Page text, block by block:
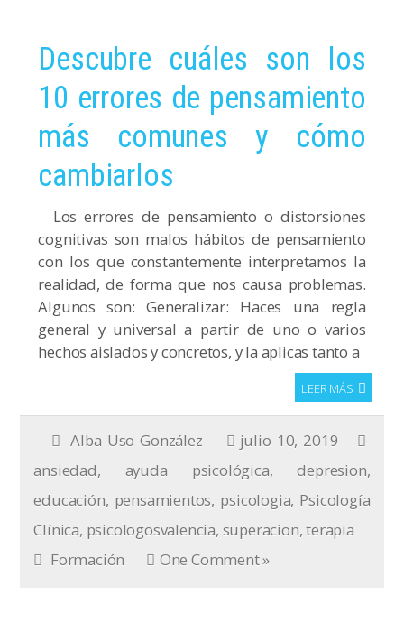
Descubre cuáles son los
10 errores de pensamiento
más comunes y cómo
cambiarlos
Los errores de pensamiento o distorsiones
cognitivas son malos hábitos de pensamiento
con los que constantemente interpretamos la
realidad, de forma que nos causa problemas.
Algunos son: Generalizar: Haces una regla
general y universal a partir de uno o varios
hechos aislados y concretos, y la aplicas tanto a
LEER MÁS
Alba Uso González
julio 10, 2019
ansiedad, ayuda psicológica,depresion,
educación, pensamientos, psicologia, Psicología
Clínica, psicologosvalencia, superacion,terapia
Formación
One Comment »